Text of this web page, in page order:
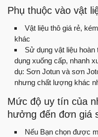
Phụ thuộc vào vật
Vật liệu thô giá rẻ,
khác
Sử dụng vật liệu
dụng xuống cấp, nhanh
dụ: Sơn Jotun và sơn
nhưng chất lượng khác
Mức độ uy tín của
hưởng đến đơn giá
Nếu Bạn chọn được